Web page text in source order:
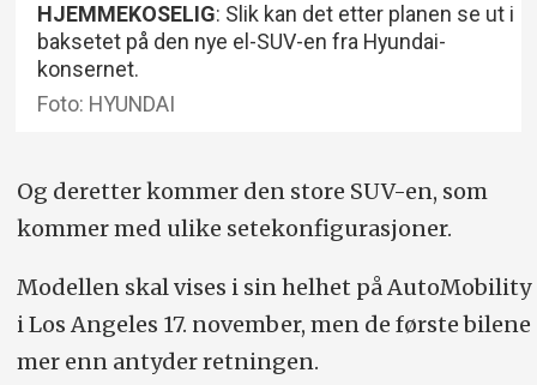
HJEMMEKOSELIG: Slik kan det etter planen se ut i
baksetet på den nye el-SUV-en fra Hyundai-
konsernet.
Foto: HYUNDAI
Og deretter kommer den store SUV-en, som
kommer med ulike setekonfigurasjoner.
Modellen skal vises i sin helhet på AutoMobility
i Los Angeles 17. november, men de første bilene
mer enn antyder retningen.